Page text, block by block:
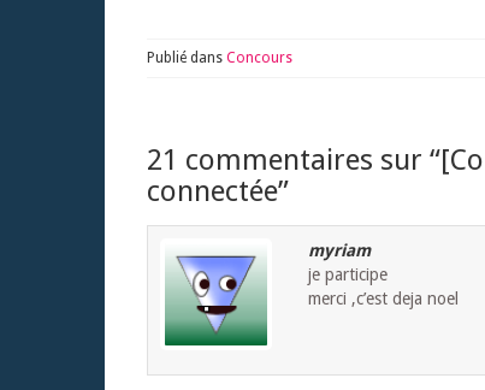
Publié dans Concours
21 commentaires sur “
connectée”
myriam
je participe
merci ,c’est deja noel